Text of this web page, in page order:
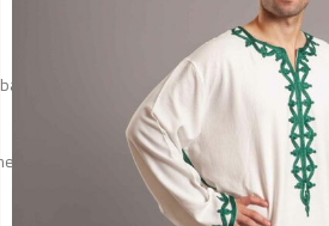
white cotton Jabaliya
is a mixture of our lovely embroidered
designed especially for your luxurious
precious heritage of our Egyptian culture
handicrafts by keeping this treasured